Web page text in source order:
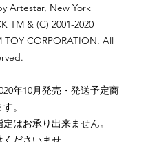
Artestar, New York
TM & (C) 2001-2020
TOY CORPORATION. All
年10月発売・発送予定商
。
はお承り出来ません。